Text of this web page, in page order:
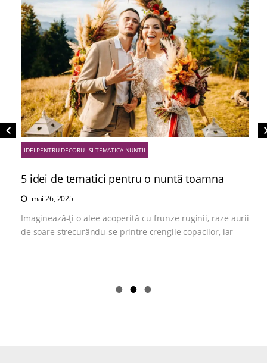
IDEI PENTRU DECORUL SI TEMATICA NUNTII
5 idei de tematici pentru o nuntă toamna
mai 26, 2025
Imaginează-ți o alee acoperită cu frunze ruginii, raze aurii
de soare strecurându-se printre crengile copacilor, iar